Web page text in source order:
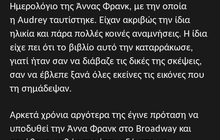
Ημερολόγιο της Άννας Φρανκ, με την οποία
η Audrey ταυτίστηκε. Είχαν ακριβώς την ίδια
ηλικία και πάρα πολλές κοινές αναμνήσεις. Η ίδια
είχε πει ότι το βιβλίο αυτό την καταρράκωσε,
γιατί ήταν σαν να διάβαζε τις δικές της σκέψεις,
σαν να έβλεπε ξανά όλες εκείνες τις εικόνες που
τη σημάδεψαν.
Αρκετά χρόνια αργότερα της έγινε πρόταση να
υποδυθεί την Άννα Φρανκ στο Broadway και